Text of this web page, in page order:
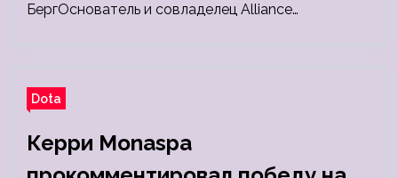
БергОснователь и совладелец Alliance…
Dota
Керри Monaspa